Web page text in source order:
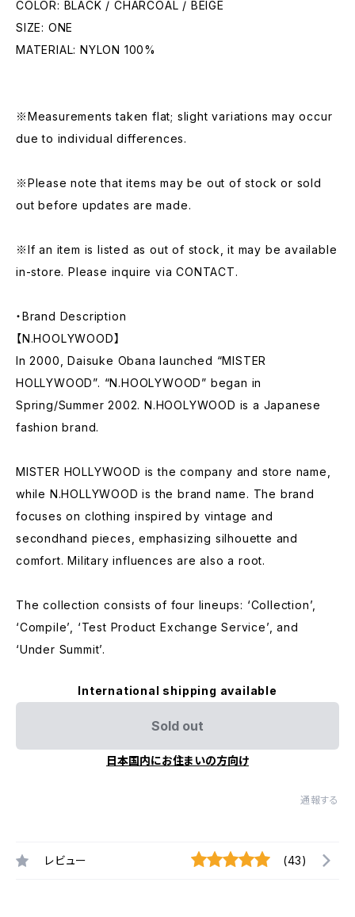
COLOR: BLACK / CHARCOAL / BEIGE
SIZE: ONE
MATERIAL: NYLON 100%
※Measurements taken flat; slight variations may occur
due to individual differences.
※Please note that items may be out of stock or sold
out before updates are made.
※If an item is listed as out of stock, it may be available
in-store. Please inquire via CONTACT.
・Brand Description
【N.HOOLYWOOD】
In 2000, Daisuke Obana launched “MISTER
HOLLYWOOD”. “N.HOOLYWOOD” began in
Spring/Summer 2002. N.HOOLYWOOD is a Japanese
fashion brand.
MISTER HOLLYWOOD is the company and store name,
while N.HOLLYWOOD is the brand name. The brand
focuses on clothing inspired by vintage and
secondhand pieces, emphasizing silhouette and
comfort. Military influences are also a root.
The collection consists of four lineups: ‘Collection’,
‘Compile’, ‘Test Product Exchange Service’, and
‘Under Summit’.
International shipping available
Sold out
日本国内にお住まいの方向け
通報する
レビュー (43)